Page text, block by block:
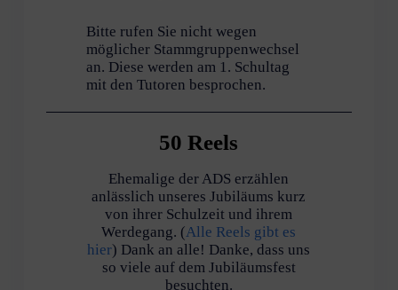
Bitte rufen Sie nicht wegen
möglicher Stammgruppenwechsel
an. Diese werden am 1. Schultag
mit den Tutoren besprochen.
50 Reels
Ehemalige der ADS erzählen
anlässlich unseres Jubiläums kurz
von ihrer Schulzeit und ihrem
Werdegang. (Alle Reels gibt es
hier) Dank an alle! Danke, dass uns
so viele auf dem Jubiläumsfest
besuchten.